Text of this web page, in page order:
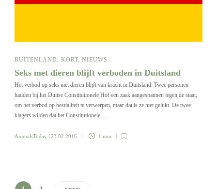
BUITENLAND KORT NIEUWS
Seks met dieren blijft verboden in Duitsland
Het verbod op seks met dieren blijft van kracht in Duitsland. Twee personen
hadden bij het Duitse Constitutionele Hof een zaak aangespannen tegen de staat,
om het verbod op bestialiteit te verwerpen, maar dat is ze niet gelukt. De twee
klagers wilden dat het Constitutionele…
AnimalsToday | 23 02 2016 1 min